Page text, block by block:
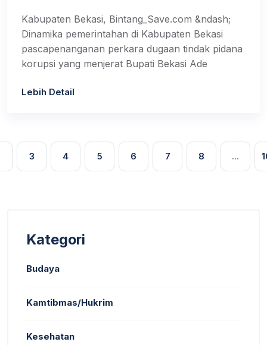
Kabupaten Bekasi, Bintang_Save.com &ndash;
Dinamika pemerintahan di Kabupaten Bekasi
pascapenanganan perkara dugaan tindak pidana
korupsi yang menjerat Bupati Bekasi Ade
Lebih Detail
3 4 5 6 7 8 ...
Kategori
Budaya
Kamtibmas/Hukrim
Kesehatan